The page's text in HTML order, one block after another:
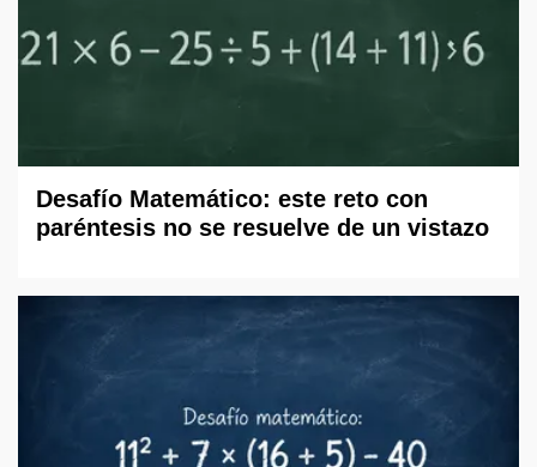
Desafío Matemático: este reto con
paréntesis no se resuelve de un vistazo